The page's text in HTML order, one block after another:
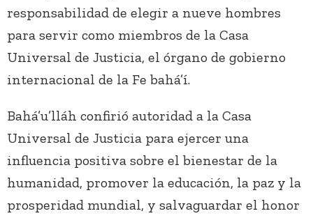
responsabilidad de elegir a nueve hombres
para servir como miembros de la Casa
Universal de Justicia, el órgano de gobierno
internacional de la Fe bahá’í.
Bahá’u’lláh confirió autoridad a la Casa
Universal de Justicia para ejercer una
influencia positiva sobre el bienestar de la
humanidad, promover la educación, la paz y la
prosperidad mundial, y salvaguardar el honor